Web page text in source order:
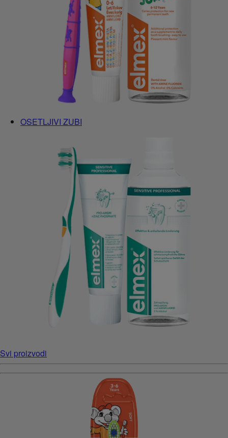
OSETLJIVI ZUBI
Svi proizvodi